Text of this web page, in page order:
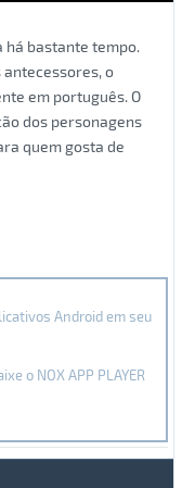
há bastante tempo.
o
em português. O
dos personagens
quem gosta de
Android em seu
o NOX APP PLAYER